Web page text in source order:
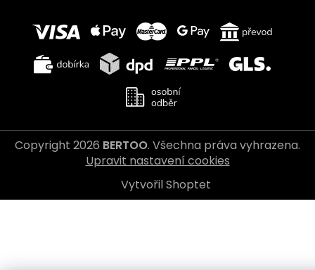
Vytvořil Shoptet
Copyright 2026 BERTOO. Všechna práva vyhrazena.
Upravit nastavení cookies